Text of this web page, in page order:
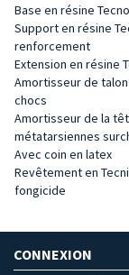
Base en résine
Support en résine
renforcement
Extension en résine
Amortisseur de
chocs
Amortisseur de la
métatarsiennes
Avec coin en latex
Revêtement en
fongicide
CONNEXION